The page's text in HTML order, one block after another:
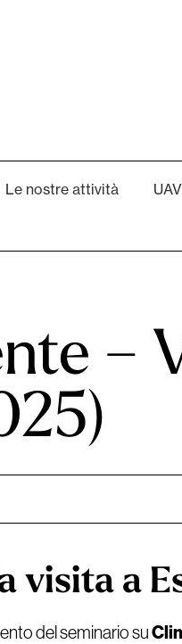
Le nostre attività
–
visita a
del seminario su